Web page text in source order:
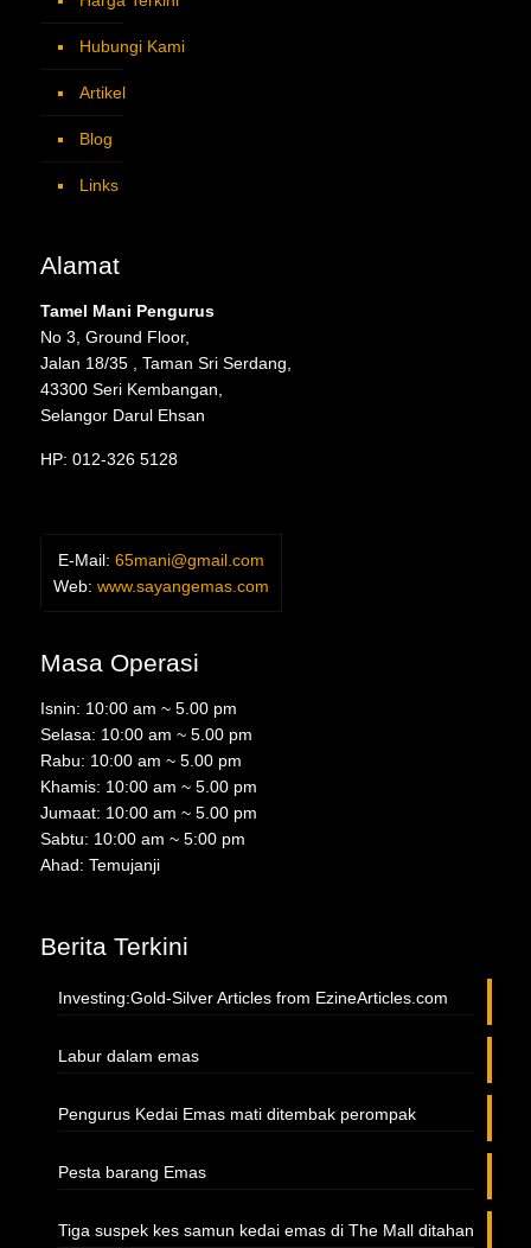
Hubungi Kami
Artikel
Blog
Links
Alamat
Tamel Mani Pengurus
No 3, Ground Floor,
Jalan 18/35 , Taman Sri Serdang,
43300 Seri Kembangan,
Selangor Darul Ehsan
HP: 012-326 5128
E-Mail: 65mani@gmail.com
Web: www.sayangemas.com
Masa Operasi
Isnin: 10:00 am ~ 5.00 pm
Selasa: 10:00 am ~ 5.00 pm
Rabu: 10:00 am ~ 5.00 pm
Khamis: 10:00 am ~ 5.00 pm
Jumaat: 10:00 am ~ 5.00 pm
Sabtu: 10:00 am ~ 5:00 pm
Ahad: Temujanji
Berita Terkini
Investing:Gold-Silver Articles from EzineArticles.com
Labur dalam emas
Pengurus Kedai Emas mati ditembak perompak
Pesta barang Emas
Tiga suspek kes samun kedai emas di The Mall ditahan